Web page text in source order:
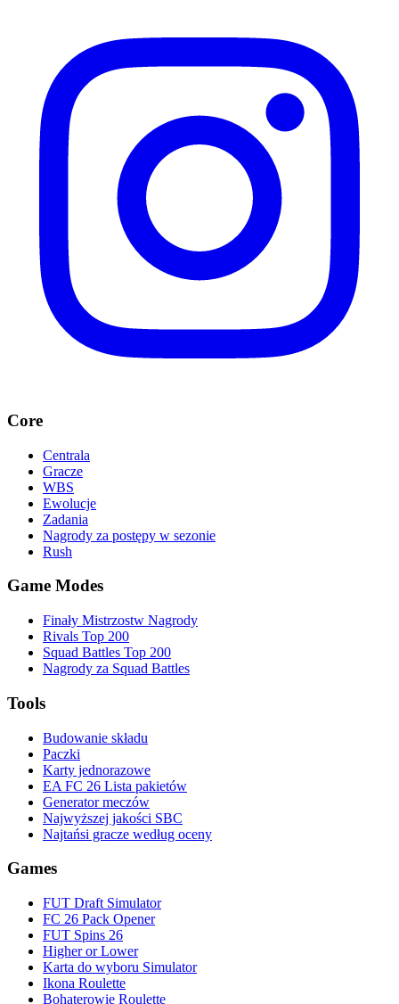
Core
Centrala
Gracze
WBS
Ewolucje
Zadania
Nagrody za postępy w sezonie
Rush
Game Modes
Finały Mistrzostw Nagrody
Rivals Top 200
Squad Battles Top 200
Nagrody za Squad Battles
Tools
Budowanie składu
Paczki
Karty jednorazowe
EA FC 26 Lista pakietów
Generator meczów
Najwyższej jakości SBC
Najtańsi gracze według oceny
Games
FUT Draft Simulator
FC 26 Pack Opener
FUT Spins 26
Higher or Lower
Karta do wyboru Simulator
Ikona Roulette
Bohaterowie Roulette